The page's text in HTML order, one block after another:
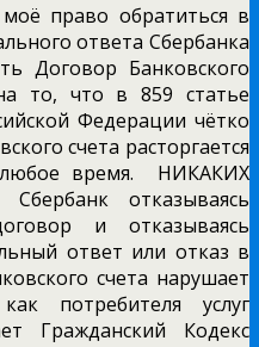
право обратиться в
ответа Сбербанка
Договор Банковского
то, что в 859 статье
Федерации чётко
счета расторгается
время. НИКАКИХ
отказываясь
и отказываясь
ответ или отказ в
счета нарушает
потребителя услуг
Гражданский Кодекс